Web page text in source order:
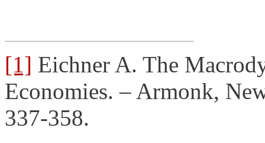
[1] Eichner A. The
Economies. – Armonk,
337-358.